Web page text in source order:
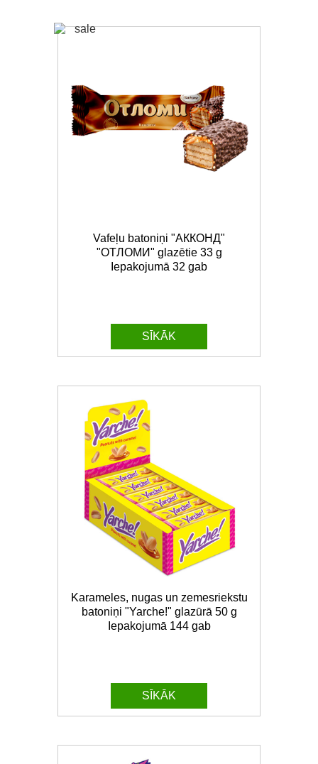
Vafeļu batoniņi "АККОНД"
"ОТЛОМИ" glazētie 33 g
Iepakojumā 32 gab
SĪKĀK
Karameles, nugas un zemesriekstu
batoniņi "Yarche!" glazūrā 50 g
Iepakojumā 144 gab
SĪKĀK